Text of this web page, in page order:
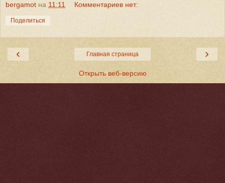
bergamot на 11:11 Комментариев нет:
Поделиться
‹ ›
Главная страница
Открыть веб-версию